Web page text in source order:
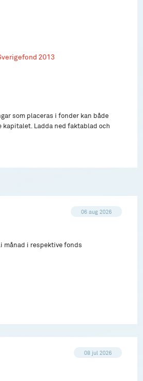
2013
som placeras i fonder kan både
Ladda ned faktablad och
06 aug 2026
månad i respektive fonds
08 jul 2026